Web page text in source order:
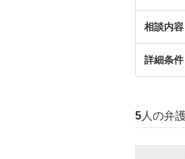
相談内容
詳細条件
5 人の弁